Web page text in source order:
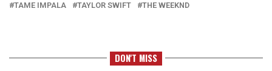
TAME IMPALA
TAYLOR SWIFT THE WEEKND
DON'T MISS